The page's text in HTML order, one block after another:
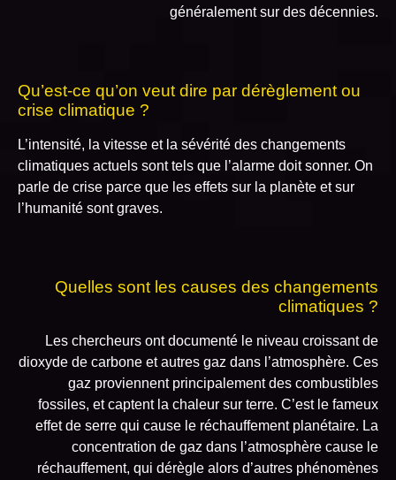
généralement sur des décennies.
Qu’est-ce qu’on veut dire par dérèglement ou
crise climatique ?
L’intensité, la vitesse et la sévérité des changements
climatiques actuels sont tels que l’alarme doit sonner. On
parle de crise parce que les effets sur la planète et sur
l’humanité sont graves.
Quelles sont les causes des changements
climatiques ?
Les chercheurs ont documenté le niveau croissant de
dioxyde de carbone et autres gaz dans l’atmosphère. Ces
gaz proviennent principalement des combustibles
fossiles, et captent la chaleur sur terre. C’est le fameux
effet de serre qui cause le réchauffement planétaire. La
concentration de gaz dans l’atmosphère cause le
réchauffement, qui dérègle alors d’autres phénomènes